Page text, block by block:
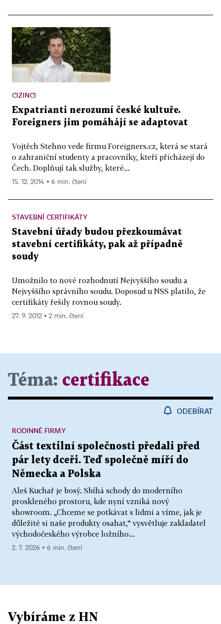
CIZINCI
Expatrianti nerozumí české kultuře.
Foreigners jim pomáhájí se adaptovat
Vojtěch Stehno vede firmu Foreigners.cz, která se stará
o zahraniční studenty a pracovníky, kteří přicházejí do
Čech. Doplňují tak služby, které...
15. 12. 2014 ▪ 6 min. čtení
STAVEBNÍ CERTIFIKÁTY
Stavební úřady budou přezkoumávat
stavební certifikáty, pak až případně
soudy
Umožnilo to nové rozhodnutí Nejvyššího soudu a
Nejvyššího správního soudu. Doposud u NSS platilo, že
certifikáty řešily rovnou soudy.
27. 9. 2012 ▪ 2 min. čtení
Téma: certifikace
ODEBÍRAT
Část textilní společnosti předali před
pár lety dceři. Teď společně míří do
Německa a Polska
Aleš Kuchař je bosý. Sbíhá schody do moderního
proskleného prostoru, kde nyní vzniká nový
showroom. „Chceme se potkávat s lidmi a víme, jak je
důležité si naše produkty osahat,“ vysvětluje zakladatel
východočeského výrobce ložního...
RODINNÉ FIRMY
2. 7. 2026 ▪ 6 min. čtení
Vybíráme z HN